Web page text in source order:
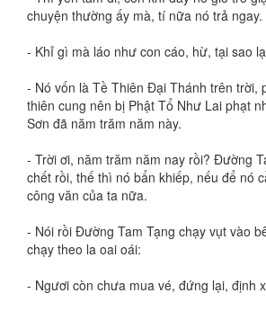
chuyện thường ấy mà, tí nữa nó trả ngay.
- Khỉ gì mà láo như con cáo, hừ, tại sao
- Nó vốn là Tề Thiên Đại Thánh trên trời,
thiên cung nên bị Phật Tổ Như Lai phạt
Sơn đã năm trăm năm này.
- Trời ơi, năm trăm năm nay rồi? Đường
chết rồi, thế thì nó bẩn khiếp, nếu để nó
công văn của ta nữa.
- Nói rồi Đường Tam Tạng chạy vụt vào
chạy theo la oai oái:
- Ngươi còn chưa mua vé, đứng lại, định